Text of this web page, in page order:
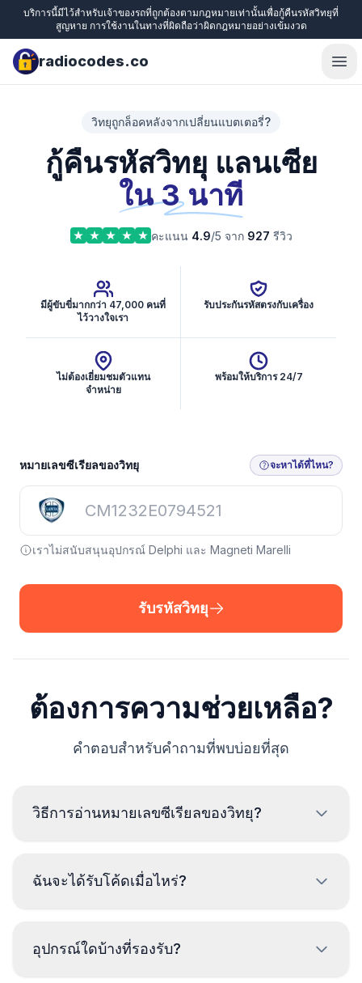
บริการนี้มีไว้สำหรับเจ้าของรถที่ถูกต้องตามกฎหมายเท่านั้นเพื่อกู้คืนรหัสวิทยุที่
สูญหาย การใช้งานในทางที่ผิดถือว่าผิดกฎหมายอย่างเข้มงวด
radiocodes.co
วิทยุถูกล็อคหลังจากเปลี่ยนแบตเตอรี่?
กู้คืนรหัสวิทยุ แลนเซีย
ใน 3 นาที
คะแนน 4.9/5 จาก 927 รีวิว
มีผู้ขับขี่มากกว่า 47,000 คนที่
ไว้วางใจเรา
รับประกันรหัสตรงกับเครื่อง
ไม่ต้องเยี่ยมชมตัวแทน
จำหน่าย
พร้อมให้บริการ 24/7
หมายเลขซีเรียลของวิทยุ จะหาได้ที่ไหน?
เราไม่สนับสนุนอุปกรณ์ Delphi และ Magneti Marelli
รับรหัสวิทยุ
ต้องการความช่วยเหลือ?
คำตอบสำหรับคำถามที่พบบ่อยที่สุด
วิธีการอ่านหมายเลขซีเรียลของวิทยุ?
และอ่านรหัสจากป้ายบนตัวเครื่องวิทยุ โดยปกติหมายเลข
BP723346696293
ฉันจะได้รับโค้ดเมื่อไหร่?
จะเป็นเวลาใดก็ตาม
อุปกรณ์ใดบ้างที่รองรับ?